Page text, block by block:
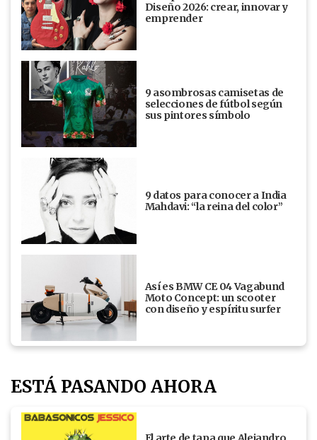
Diseño 2026: crear, innovar y
emprender
9 asombrosas camisetas de
selecciones de fútbol según
sus pintores símbolo
9 datos para conocer a India
Mahdavi: “la reina del color”
Así es BMW CE 04 Vagabund
Moto Concept: un scooter
con diseño y espíritu surfer
ESTÁ PASANDO AHORA